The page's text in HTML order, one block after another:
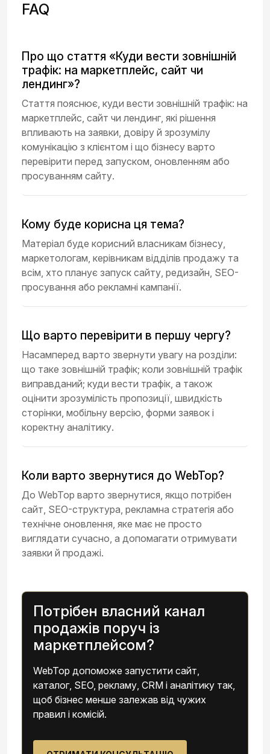
FAQ
Про що стаття «Куди вести зовнішній
трафік: на маркетплейс, сайт чи
лендинг»?
Стаття пояснює, куди вести зовнішній трафік: на
маркетплейс, сайт чи лендинг, які рішення
впливають на заявки, довіру й зрозумілу
комунікацію з клієнтом і що бізнесу варто
перевірити перед запуском, оновленням або
просуванням сайту.
Кому буде корисна ця тема?
Матеріал буде корисний власникам бізнесу,
маркетологам, керівникам відділів продажу та
всім, хто планує запуск сайту, редизайн, SEO-
просування або рекламні кампанії.
Що варто перевірити в першу чергу?
Насамперед варто звернути увагу на розділи:
що таке зовнішній трафік; коли зовнішній трафік
виправданий; куди вести трафік, а також
оцінити зрозумілість пропозиції, швидкість
сторінки, мобільну версію, форми заявок і
коректну аналітику.
Коли варто звернутися до WebTop?
До WebTop варто звернутися, якщо потрібен
сайт, SEO-структура, рекламна стратегія або
технічне оновлення, яке має не просто
виглядати сучасно, а допомагати отримувати
заявки й продажі.
Потрібен власний канал
продажів поруч із
маркетплейсом?
WebTop допоможе запустити сайт,
каталог, SEO, рекламу, CRM і аналітику так,
щоб бізнес менше залежав від чужих
правил і комісій.